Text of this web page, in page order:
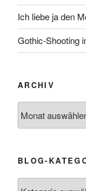
Ich liebe ja den
Gothic-Shooting
ARCHIV
BLOG-